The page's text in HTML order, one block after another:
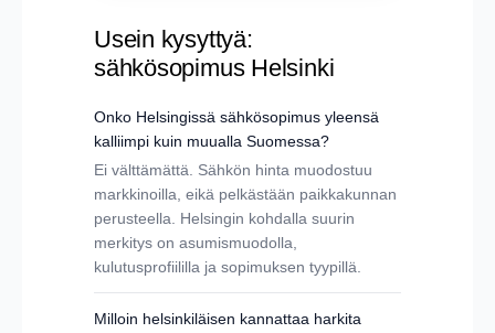
Usein kysyttyä:
sähkösopimus Helsinki
Onko Helsingissä sähkösopimus yleensä
kalliimpi kuin muualla Suomessa?
Ei välttämättä. Sähkön hinta muodostuu
markkinoilla, eikä pelkästään paikkakunnan
perusteella. Helsingin kohdalla suurin
merkitys on asumismuodolla,
kulutusprofiililla ja sopimuksen tyypillä.
Milloin helsinkiläisen kannattaa harkita